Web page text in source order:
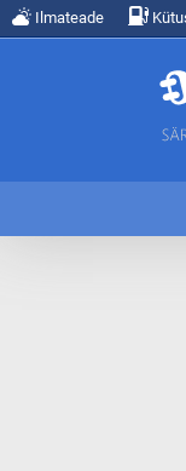
Ilmateade